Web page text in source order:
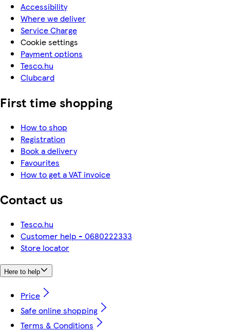
Accessibility
Where we deliver
Service Charge
Cookie settings
Payment options
Tesco.hu
Clubcard
First time shopping
How to shop
Registration
Book a delivery
Favourites
How to get a VAT invoice
Contact us
Tesco.hu
Customer help - 0680222333
Store locator
Here to help
Price
Safe online shopping
Terms & Conditions